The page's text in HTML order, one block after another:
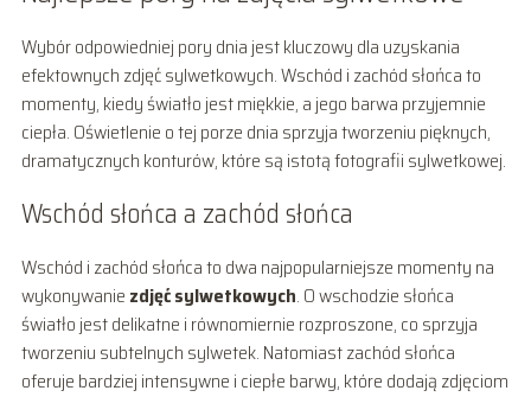
Wybór odpowiedniej pory dnia jest kluczowy dla uzyskania
efektownych zdjęć sylwetkowych. Wschód i zachód słońca to
momenty, kiedy światło jest miękkie, a jego barwa przyjemnie
ciepła. Oświetlenie o tej porze dnia sprzyja tworzeniu pięknych,
dramatycznych konturów, które są istotą fotografii sylwetkowej.
Wschód słońca a zachód słońca
Wschód i zachód słońca to dwa najpopularniejsze momenty na
wykonywanie zdjęć sylwetkowych. O wschodzie słońca
światło jest delikatne i równomiernie rozproszone, co sprzyja
tworzeniu subtelnych sylwetek. Natomiast zachód słońca
oferuje bardziej intensywne i ciepłe barwy, które dodają zdjęciom